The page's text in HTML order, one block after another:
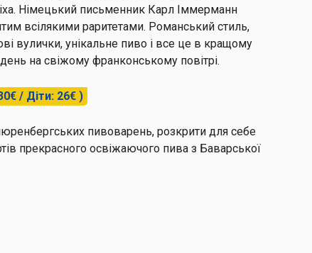
Німецький письменник Карл Іммерманн
всілякими раритетами. Романський стиль,
вулички, унікальне пиво і все це в кращому
на свіжому франконському повітрі.
/ Діти: 26€ )
пивоварень, розкрити для себе
прекрасного освіжаючого пива з Баварської